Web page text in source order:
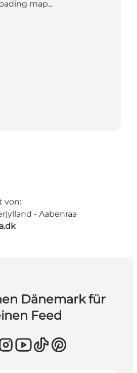
map...
von:
- Aabenraa
Dänemark für
Feed